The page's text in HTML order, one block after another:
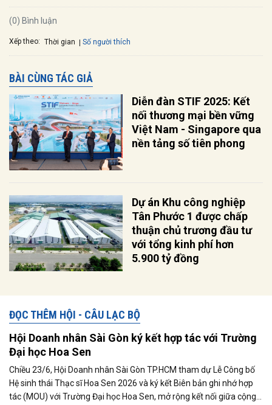
(0) Bình luận
Xếp theo: Thời gian Số người thích
BÀI CÙNG TÁC GIẢ
Diễn đàn STIF 2025: Kết
nối thương mại bền vững
Việt Nam - Singapore qua
nền tảng số tiên phong
Dự án Khu công nghiệp
Tân Phước 1 được chấp
thuận chủ trương đầu tư
với tổng kinh phí hơn
5.900 tỷ đồng
ĐỌC THÊM HỘI - CÂU LẠC BỘ
Hội Doanh nhân Sài Gòn ký kết hợp tác với Trường
Đại học Hoa Sen
Chiều 23/6, Hội Doanh nhân Sài Gòn TP.HCM tham dự Lễ Công bố
Hệ sinh thái Thạc sĩ Hoa Sen 2026 và ký kết Biên bản ghi nhớ hợp
tác (MOU) với Trường Đại học Hoa Sen, mở rộng kết nối giữa cộng